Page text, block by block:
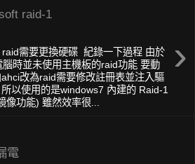
raid-1
›
raid需要更換硬碟 紀錄一下過程 由於
腦時並未使用主機板的raid功能 要動
改為raid需要修改註冊表並注入驅
以使用的是windows7 內建的 Raid-1
像功能) 雖然效率很...
電